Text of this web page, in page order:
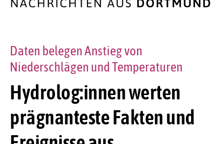
Hydrolog:innen werten
prägnanteste Fakten und
Daten belegen Anstieg von
Niederschlägen und Temperaturen